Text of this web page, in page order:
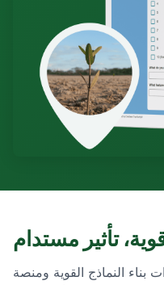
تأثير مستدام
بناء النماذج القوية ومنصة